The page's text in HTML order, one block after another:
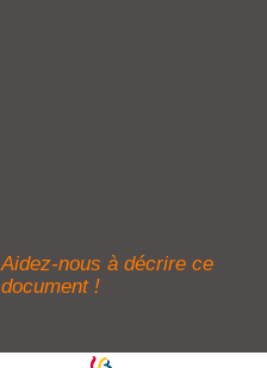
Aidez-nous à décrire ce
document !